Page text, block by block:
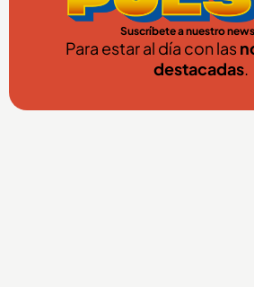
Suscríbete a nuestro
Para estar al día con las
destacadas.